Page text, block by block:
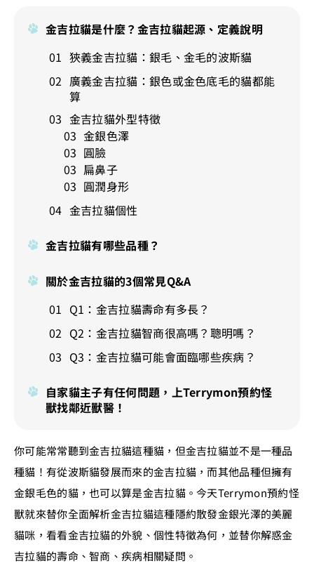
金吉拉貓是什麼？金吉拉貓起源、定義說明
狹義金吉拉貓：銀毛、金毛的波斯貓
廣義金吉拉貓：銀色或金色底毛的貓都能
算
金吉拉貓外型特徵
金銀色澤
圓臉
扁鼻子
圓潤身形
金吉拉貓個性
金吉拉貓有哪些品種？
關於金吉拉貓的3個常見Q&A
Q1：金吉拉貓壽命有多長？
Q2：金吉拉貓智商很高嗎？聰明嗎？
Q3：金吉拉貓可能會面臨哪些疾病？
自家貓主子有任何問題，上Terrymon預約怪
獸找鄰近獸醫！
你可能常常聽到金吉拉貓這種貓，但金吉拉貓並不是一種品
種貓！有從波斯貓發展而來的金吉拉貓，而其他品種但擁有
金銀毛色的貓，也可以算是金吉拉貓。今天Terrymon預約怪
獸就來替你全面解析金吉拉貓這種隱約散發金銀光澤的美麗
貓咪，看看金吉拉貓的外貌、個性特徵為何，並替你解惑金
吉拉貓的壽命、智商、疾病相關疑問。